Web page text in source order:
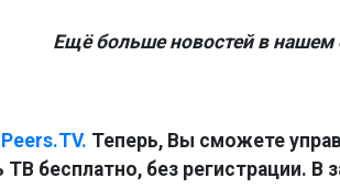
Ещё больше новостей в
Peers.TV. Теперь, Вы сможете
бесплатно, без регистрации. В